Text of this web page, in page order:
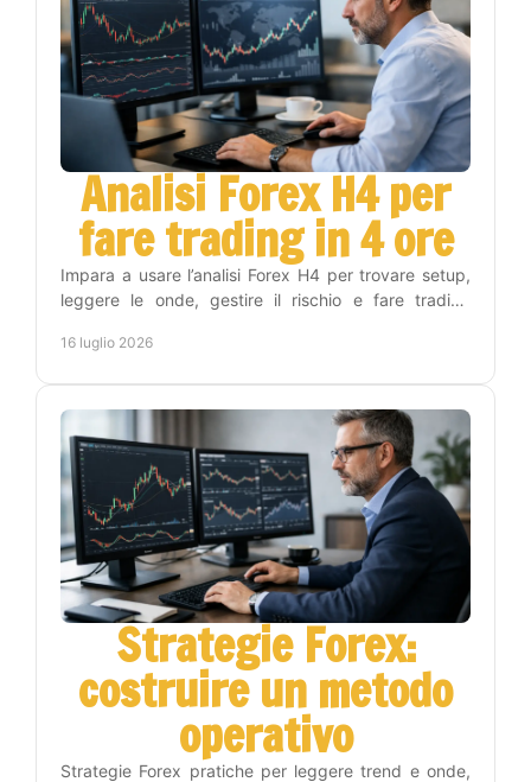
Analisi Forex H4 per
fare trading in 4 ore
Impara a usare l’analisi Forex H4 per trovare setup,
leggere le onde, gestire il rischio e fare trading
16 luglio 2026
Strategie Forex:
costruire un metodo
operativo
Strategie Forex pratiche per leggere trend e onde,